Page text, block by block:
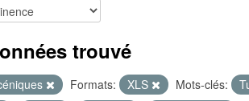
trouvé
Formats: XLS Mots-clés: